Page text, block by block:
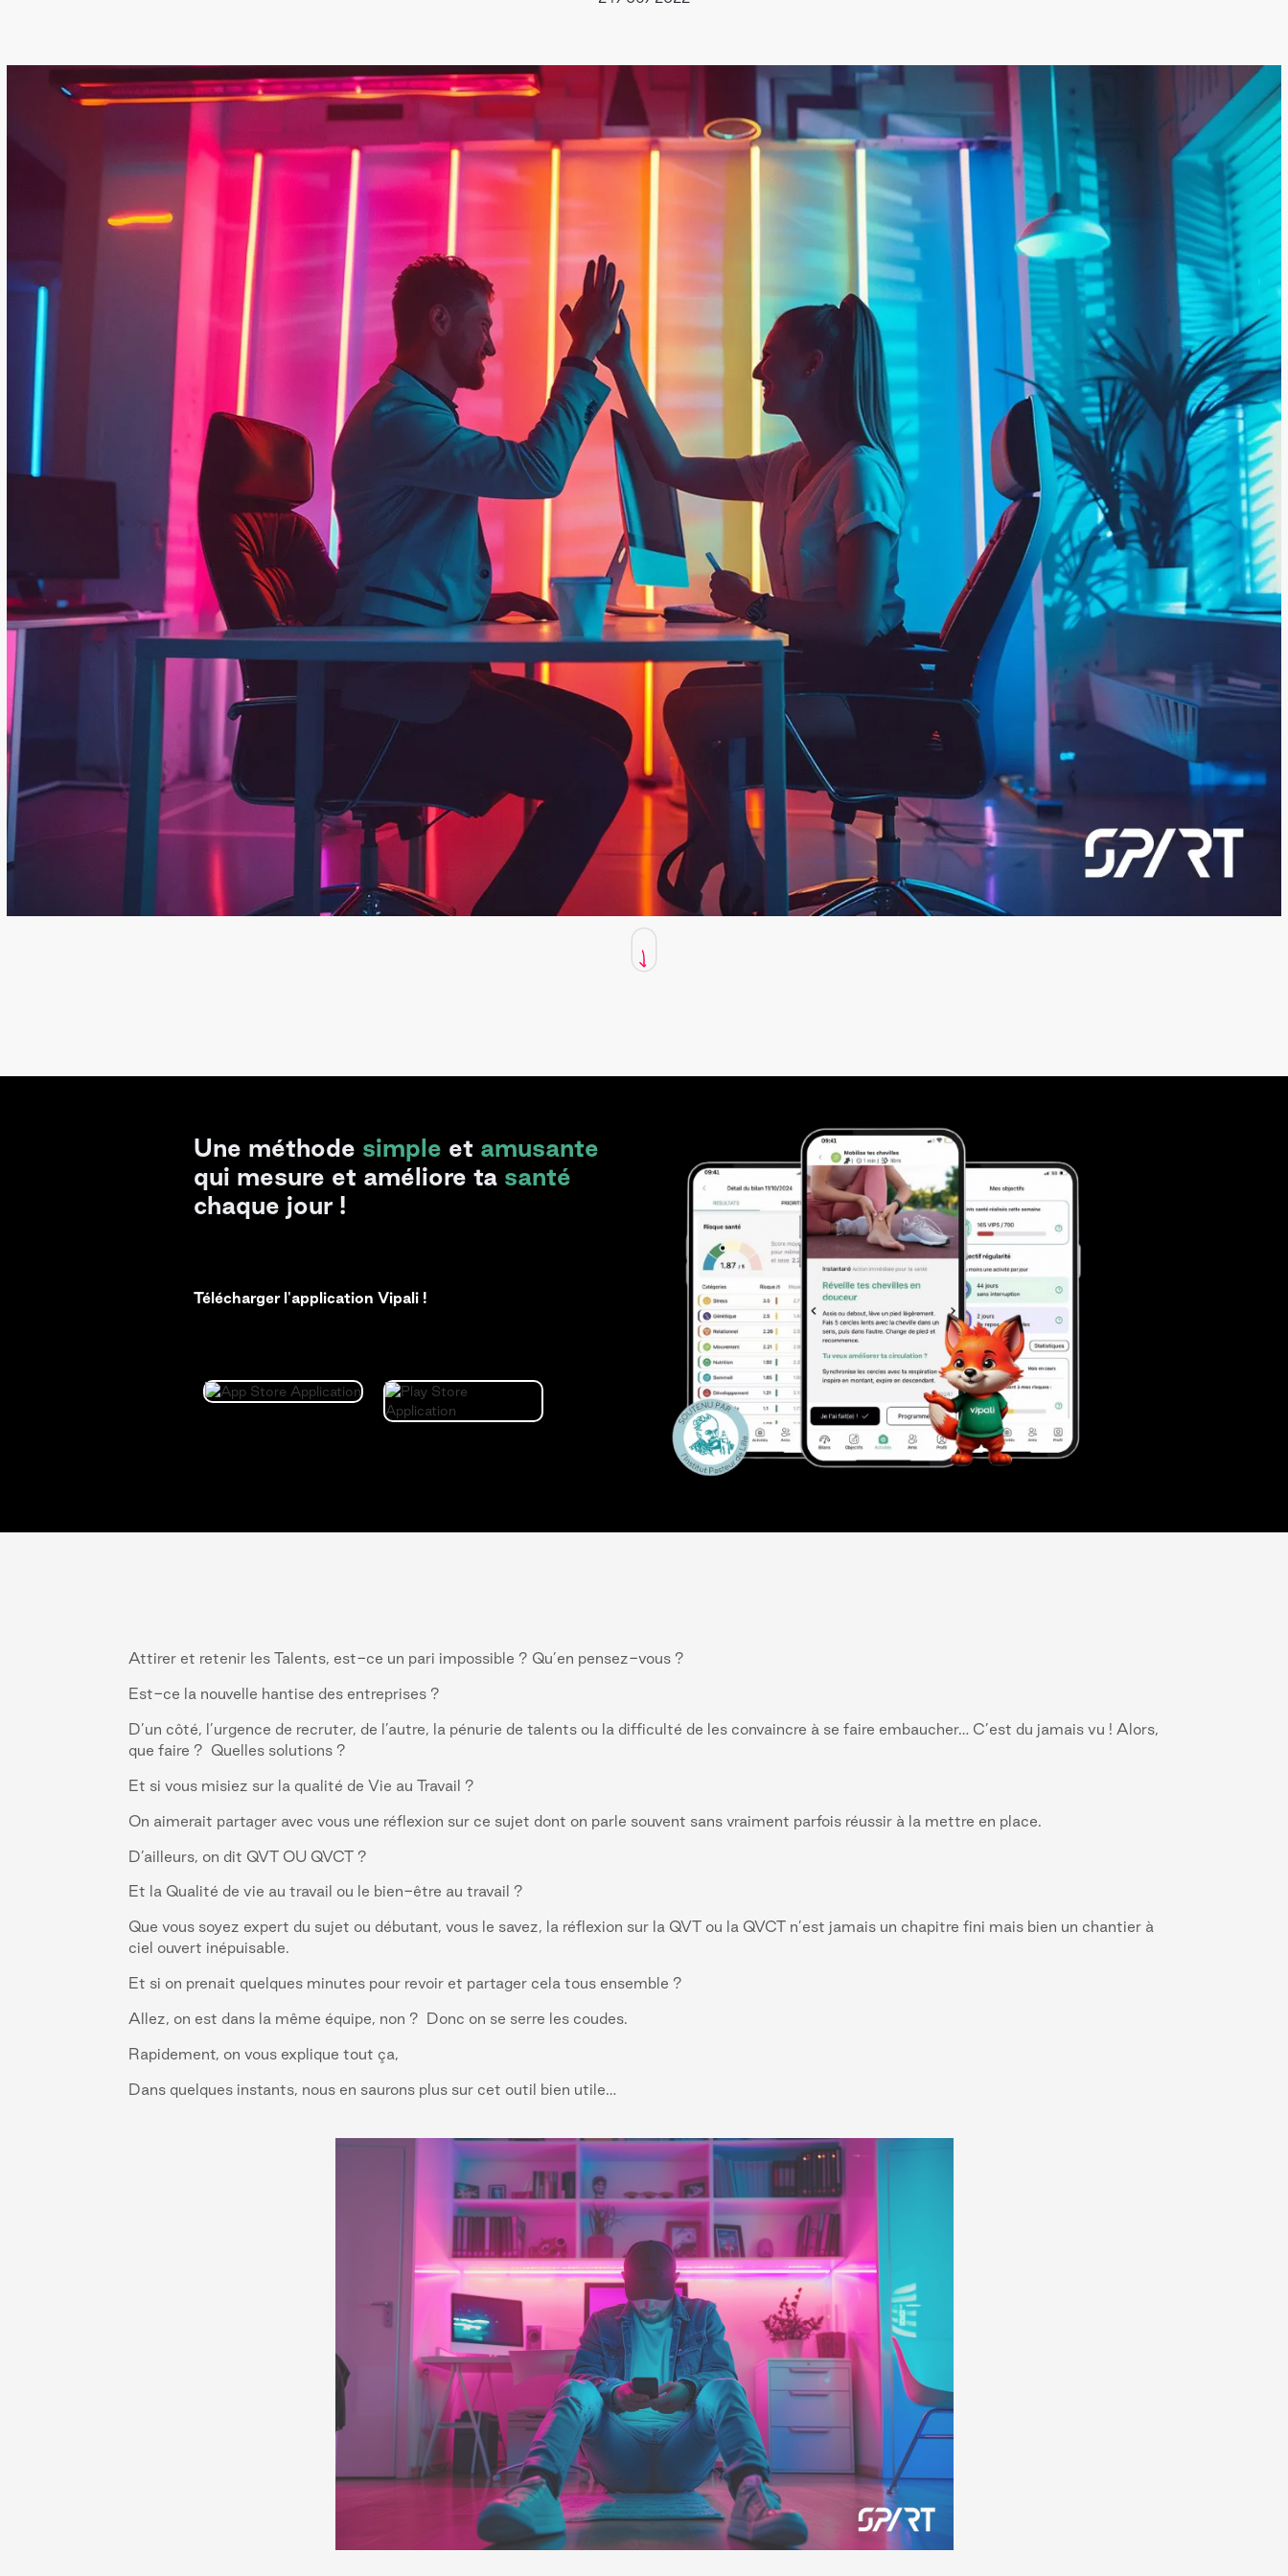
Une méthode simple et amusante
qui mesure et améliore ta santé
chaque jour !
Télécharger l'application Vipali !
Attirer et retenir les Talents, est-ce un pari impossible ? Qu’en pensez-vous ?
Est-ce la nouvelle hantise des entreprises ?
D’un côté, l’urgence de recruter, de l’autre, la pénurie de talents ou la difficulté de les convaincre à se faire embaucher… C’est du jamais vu ! Alors,
que faire ? Quelles solutions ?
Et si vous misiez sur la qualité de Vie au Travail ?
On aimerait partager avec vous une réflexion sur ce sujet dont on parle souvent sans vraiment parfois réussir à la mettre en place.
D’ailleurs, on dit QVT OU QVCT ?
Et la Qualité de vie au travail ou le bien-être au travail ?
Que vous soyez expert du sujet ou débutant, vous le savez, la réflexion sur la QVT ou la QVCT n’est jamais un chapitre fini mais bien un chantier à
ciel ouvert inépuisable.
Et si on prenait quelques minutes pour revoir et partager cela tous ensemble ?
Allez, on est dans la même équipe, non ? Donc on se serre les coudes.
Rapidement, on vous explique tout ça,
Dans quelques instants, nous en saurons plus sur cet outil bien utile…